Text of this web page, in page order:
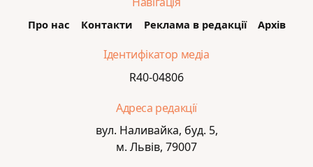
Про нас Контакти Реклама в редакції Архів
Ідентифікатор медіа
R40-04806
Адреса редакції
вул. Наливайка, буд. 5,
м. Львів, 79007